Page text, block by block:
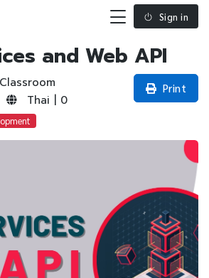
Sign in
and Web API
Classroom
Thai | 0
Print